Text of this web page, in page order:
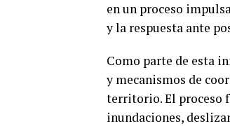
en un proceso
y la respuesta ante
Como parte de esta
y mecanismos de
territorio. El proceso
inundaciones,